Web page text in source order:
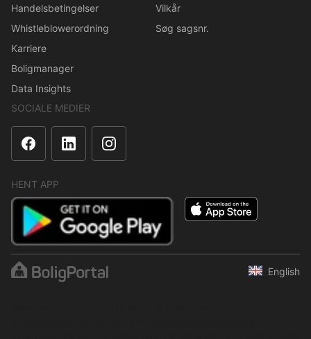
Handelsbetingelser
Whistleblowerordning
Karriere
Boligmanager
Data Insights
Vilkår
Søg sagsnr.
SOCIALE MEDIER
HENT APP
English